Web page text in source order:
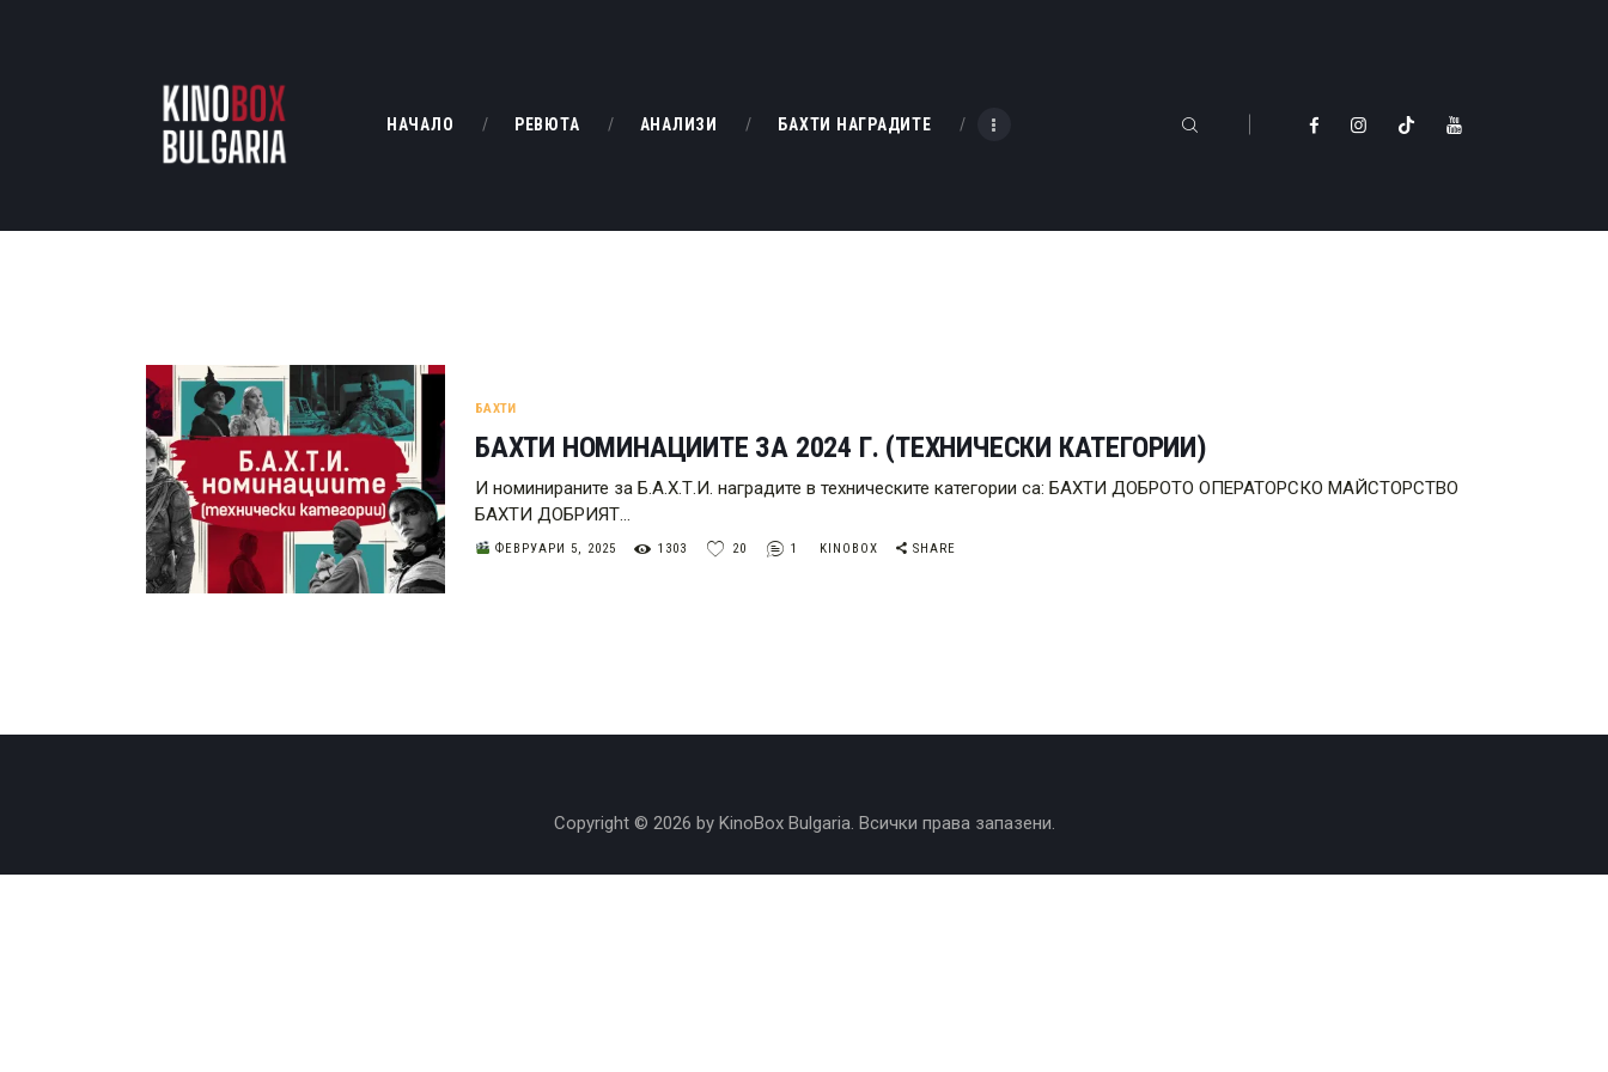
НАЧАЛО РЕВЮТА АНАЛИЗИ БАХТИ НАГРАДИТЕ
РЕВЮТА
БАХТИ НАГРАДИТЕ
БАХТИ
БАХТИ НОМИНАЦИИТЕ ЗА 2024 Г. (ТЕХНИЧЕСКИ КАТЕГОРИИ)
И номинираните за Б.А.Х.Т.И. наградите в техническите категории са: БАХТИ ДОБРОТО ОПЕРАТОРСКО МАЙСТОРСТВО
БАХТИ ДОБРИЯТ…
ФЕВРУАРИ 5, 2025 1303 20 1 KINOBOX SHARE
Copyright © 2026 by KinoBox Bulgaria. Всички права запазени.